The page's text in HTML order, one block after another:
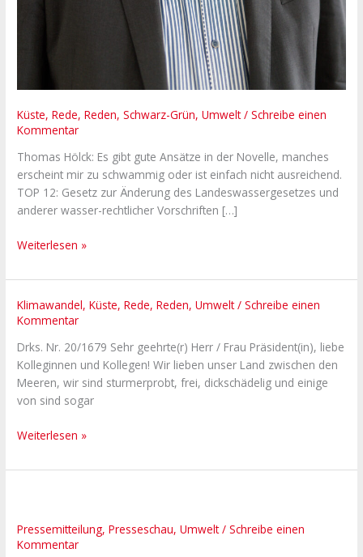
Küste,Rede,Reden,Schwarz-Grün,Umwelt/Schreibe einen
Kommentar
Thomas Hölck: Es gibt gute Ansätze in der Novelle, manches
erscheint mir zu schwammig oder ist einfach nicht ausreichend.
TOP 12: Gesetz zur Änderung des Landeswassergesetzes und
anderer wasser-rechtlicher Vorschriften […]
Weiterlesen »
Klimawandel,Küste,Rede,Reden,Umwelt/Schreibe einen
Kommentar
Drks. Nr. 20/1679 Sehr geehrte(r) Herr / Frau Präsident(in), liebe
Kolleginnen und Kollegen! Wir lieben unser Land zwischen den
Meeren, wir sind sturmerprobt, frei, dickschädelig und einige
von sind sogar
Konsequenzen
aus
der
Sturmflut
an
ziehen!
Weiterlesen »
Pressemitteilung,Presseschau,Umwelt/Schreibe einen
Kommentar
Hemmschuh
der